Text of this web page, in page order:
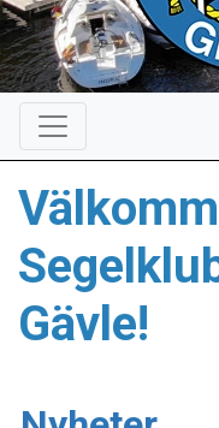
Gävle!